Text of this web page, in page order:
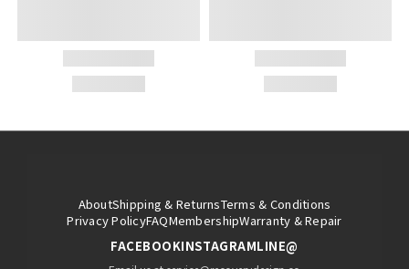
AboutShipping & ReturnsTerms & Conditions
Privacy PolicyFAQMembershipWarranty & Repair
FACEBOOKINSTAGRAMLINE@